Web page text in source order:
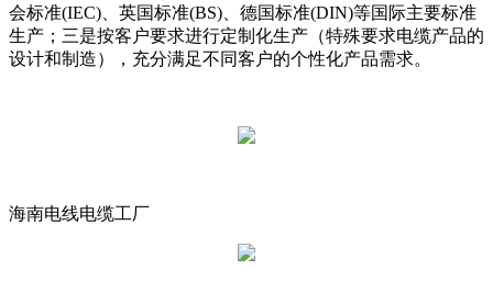
会标准(IEC)、英国标准(BS)、德国标准(DIN)等国际主要标准
生产；三是按客户要求进行定制化生产（特殊要求电缆产品的
设计和制造），充分满足不同客户的个性化产品需求。
海南电线电缆工厂